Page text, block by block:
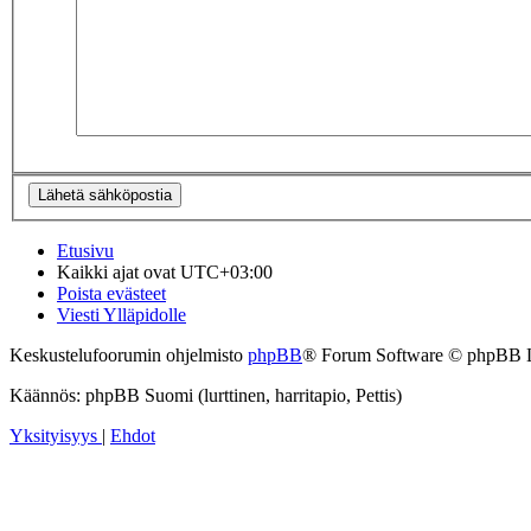
Etusivu
Kaikki ajat ovatUTC+03:00
Poista evästeet
Viesti Ylläpidolle
Keskustelufoorumin ohjelmisto phpBB® Forum Software © phpBB
Käännös: phpBB Suomi (lurttinen, harritapio, Pettis)
Yksityisyys
Ehdot